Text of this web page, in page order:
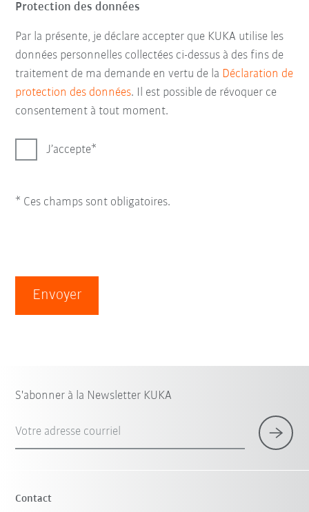
Protection des données
Par la présente, je déclare accepter que KUKA utilise les
données personnelles collectées ci-dessus à des fins de
traitement de ma demande en vertu de la Déclaration de
protection des données. Il est possible de révoquer ce
consentement à tout moment.
J’accepte
* Ces champs sont obligatoires.
Envoyer
S'abonner à la Newsletter KUKA
Votre adresse courriel
Contact